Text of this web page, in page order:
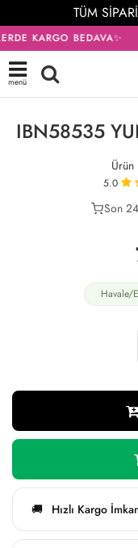
TÜM
KARGO BEDAVA✨
menü
IBN58535
Ürün
5.0
Son
Havale/
🚚 Hızlı Kargo